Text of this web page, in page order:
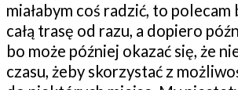
miałabym coś radzić, to polecam
całą trasę od razu, a dopiero
bo może później okazać się, że
czasu, żeby skorzystać z